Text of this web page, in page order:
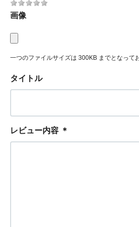
画像
一つのファイルサイズは 300KB までとなって
タイトル
レビュー内容 ＊